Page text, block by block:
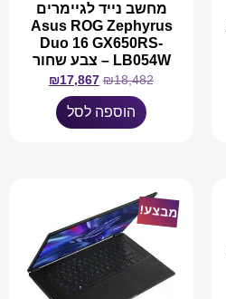
מחשב נייד לגיימרים
Asus ROG Zephyrus
Duo 16 GX650RS-
LB054W – צבע שחור
₪18,482
₪17,867
הוספה לסל
מבצע!